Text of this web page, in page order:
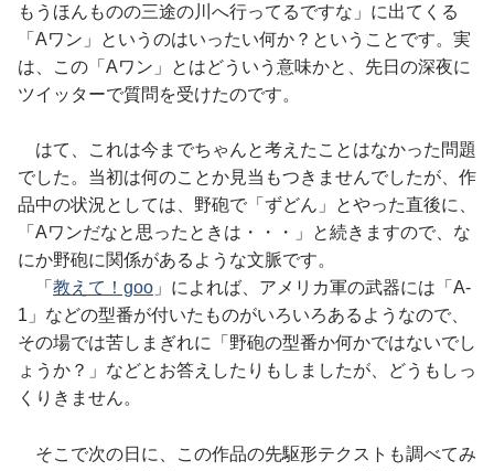
もうほんものの三途の川へ行ってるですな」に出てくる
「Aワン」というのはいったい何か？ということです。実
は、この「Aワン」とはどういう意味かと、先日の深夜に
ツイッターで質問を受けたのです。
はて、これは今までちゃんと考えたことはなかった問題
でした。当初は何のことか見当もつきませんでしたが、作
品中の状況としては、野砲で「ずどん」とやった直後に、
「Aワンだなと思ったときは・・・」と続きますので、な
にか野砲に関係があるような文脈です。
「 教えて！goo 」によれば、アメリカ軍の武器には「A-
1」などの型番が付いたものがいろいろあるようなので、
その場では苦しまぎれに「野砲の型番か何かではないでし
ょうか？」などとお答えしたりもしましたが、どうもしっ
くりきません。
そこで次の日に、この作品の先駆形テクストも調べてみ